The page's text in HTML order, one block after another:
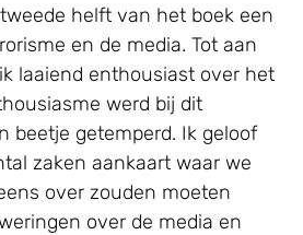
helft van het boek een
en de media. Tot aan
laaiend enthousiast over het
werd bij dit
beetje getemperd. Ik geloof
zaken aankaart waar we
over zouden moeten
over de media en